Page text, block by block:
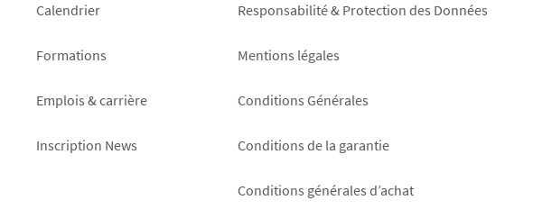
left
Calendrier
Formations
Emplois & carrière
Inscription News
right
Responsabilité & Protection des Données
Mentions légales
Conditions Générales
Conditions de la garantie
Conditions générales d’achat